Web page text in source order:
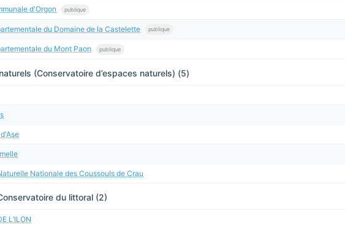
d'Orgon publique
du Domaine de la Castelette publique
du Mont Paon publique
(Conservatoire d’espaces naturels) (5)
Nationale des Coussouls de Crau
du littoral (2)
L’ILON